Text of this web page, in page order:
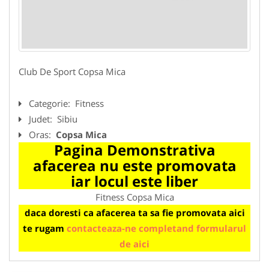
Club De Sport Copsa Mica
Categorie: Fitness
Judet: Sibiu
Oras: Copsa Mica
Pagina Demonstrativa
afacerea nu este promovata
iar locul este liber
Fitness Copsa Mica
daca doresti ca afacerea ta sa fie promovata aici
te rugam contacteaza-ne completand formularul
de aici